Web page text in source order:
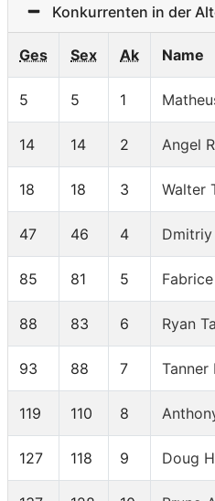
Konkurrenten in der
Ges Sex Ak Name
5 5 1
14 14 2 Angel
18 18 3 Walter
47 46 4
85 81 5
88 83 6 Ryan
93 88 7 Tanner
119 110 8
127 118 9 Doug